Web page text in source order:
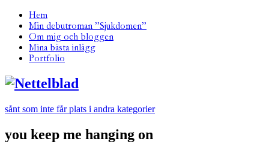
Hem
Min debutroman ”Sjukdomen”
Om mig och bloggen
Mina bästa inlägg
Portfolio
sånt som inte får plats i andra kategorier
you keep me hanging on